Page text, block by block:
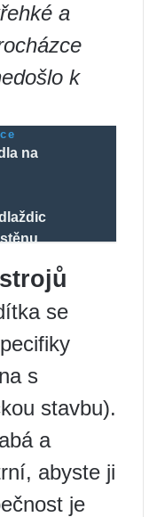
a
k
na
se
s
stavbu).
a
abyste ji
je